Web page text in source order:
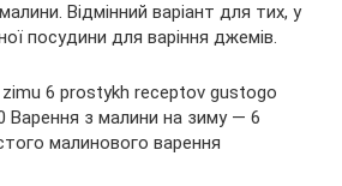
Відмінний варіант для тих, у
посудини для варіння джемів.